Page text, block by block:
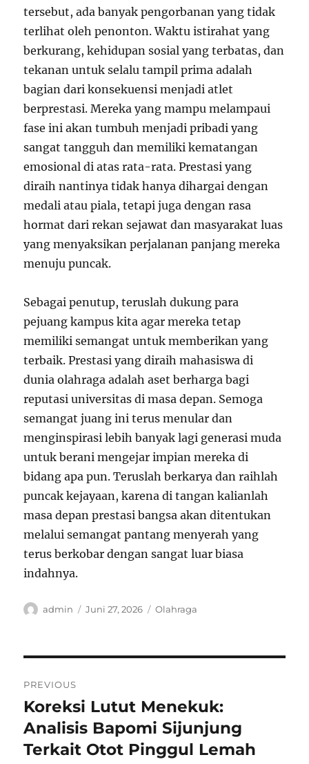
tersebut, ada banyak pengorbanan yang tidak
terlihat oleh penonton. Waktu istirahat yang
berkurang, kehidupan sosial yang terbatas, dan
tekanan untuk selalu tampil prima adalah
bagian dari konsekuensi menjadi atlet
berprestasi. Mereka yang mampu melampaui
fase ini akan tumbuh menjadi pribadi yang
sangat tangguh dan memiliki kematangan
emosional di atas rata-rata. Prestasi yang
diraih nantinya tidak hanya dihargai dengan
medali atau piala, tetapi juga dengan rasa
hormat dari rekan sejawat dan masyarakat luas
yang menyaksikan perjalanan panjang mereka
menuju puncak.
Sebagai penutup, teruslah dukung para
pejuang kampus kita agar mereka tetap
memiliki semangat untuk memberikan yang
terbaik. Prestasi yang diraih mahasiswa di
dunia olahraga adalah aset berharga bagi
reputasi universitas di masa depan. Semoga
semangat juang ini terus menular dan
menginspirasi lebih banyak lagi generasi muda
untuk berani mengejar impian mereka di
bidang apa pun. Teruslah berkarya dan raihlah
puncak kejayaan, karena di tangan kalianlah
masa depan prestasi bangsa akan ditentukan
melalui semangat pantang menyerah yang
terus berkobar dengan sangat luar biasa
indahnya.
Author
admin
Posted
Juni 27, 2026 Categories
Olahraga
pos
PREVIOUS
Previous
post:
Koreksi Lutut Menekuk:
Analisis Bapomi Sijunjung
Terkait Otot Pinggul Lemah